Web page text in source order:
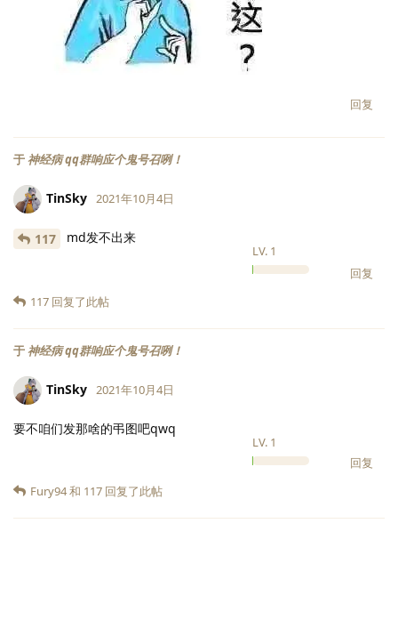
回复
于神经病 qq群响应个鬼号召咧！
TinSky
LV. 1
2021年10月4日
117 md发不出来
回复
117 回复了此帖
于神经病 qq群响应个鬼号召咧！
TinSky
LV. 1
2021年10月4日
要不咱们发那啥的弔图吧qwq
回复
Fury94和 117 回复了此帖